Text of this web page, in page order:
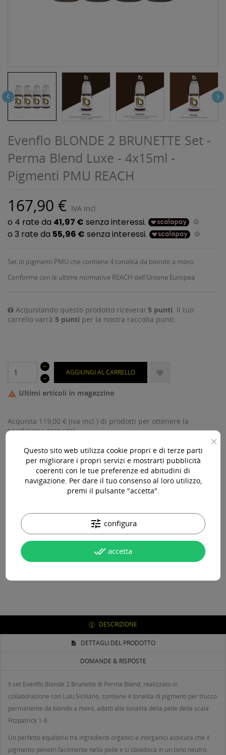
 
Evenflo BLONDE 2 BRUNETTE Set -
Perma Blend Luxe - 4x15ml -
Pigmenti PMU REACH
167,90 € IVA Incl.
Set di pigmenti PMU che contiene 4 tonalità da biondo a moro
Conforme con le ultime normative REACH dell'Unione Europea
Acquistando questo prodotto riceverai 5 punti . Il tuo
carrello varrà 5 punti per la nostra raccolta punti.
AGGIUNGI AL CARRELLO 
 Ultimi articoli in magazzino
Acquista 119,00 € (iva incl.) di prodotti per ottenere la
spedizione gratuita!
Paga online, alla consegna o in comode rate
Consegna in 24-48 ore lavorative*
Assistenza pre e post vendita
DESCRIZIONE
DETTAGLI DEL PRODOTTO
DOMANDE & RISPOSTE
Il set Evenflo Blonde 2 Brunette di Perma Blend, realizzato in
collaborazione con Lulu Siciliano, contiene 4 tonalità di pigmenti per trucco
permanente da biondo a moro, adatti alle tonalità della pelle della scala
Fitzpatrick 1-6.
Un perfetto equilibrio tra ingredienti organici e inorganici assicura che il
pigmento penetri facilmente nella pelle e si sbiadisca in un tono neutro.
×
Questo sito web utilizza cookie propri e di terze parti
per migliorare i propri servizi e mostrarti pubblicità
coerenti con le tue preferenze ed abitudini di
navigazione. Per dare il tuo consenso al loro utilizzo,
premi il pulsante "accetta".
tune configura
done_all accetta